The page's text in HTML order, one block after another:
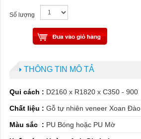
Số lượng
THÔNG TIN MÔ TẢ
Qui cách : D2160 x R1820 x C350 - 900
Chất liệu : Gỗ tự nhiên veneer Xoan Đào
Màu sắc : PU Bóng hoặc PU Mờ